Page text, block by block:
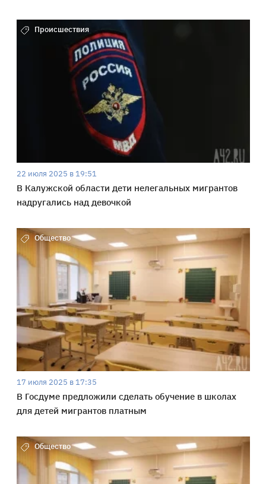
Происшествия
22 июля 2025 в 19:51
В Калужской области дети нелегальных мигрантов
надругались над девочкой
Общество
17 июля 2025 в 17:35
В Госдуме предложили сделать обучение в школах
для детей мигрантов платным
Общество